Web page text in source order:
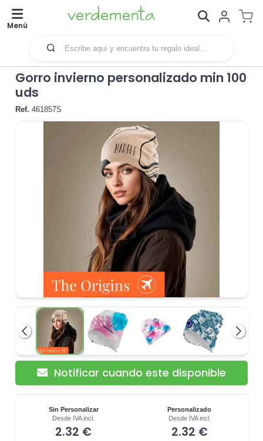
Menú
Gorro invierno personalizado min 100
uds
Ref. 461857S
Anterior
Sin Personalizar
Desde IVA incl.
2.32 €
Personalizado
Desde IVA incl.
2.32 €
Notificar cuando este disponible